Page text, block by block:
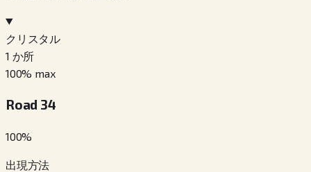
クリスタル
1 か所
100% max
Road 34
100%
出現方法